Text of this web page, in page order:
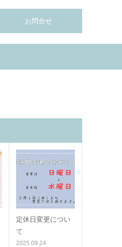
お問合せ
定休日変更につい
て
2025.09.24